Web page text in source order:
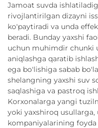
Jamoat suvda
rivojlantirilgan dizayni
ko'paytiradi va unda
beradi. Bunday yaxshi
uchun muhimdir chunki
aniqlashga qaratib
ega bo'lishiga sabab
shelangning yaxshi suv
saqlashiga va pastroq
Korxonalarga yangi
yoki yaxshiroq
kompaniyalarining